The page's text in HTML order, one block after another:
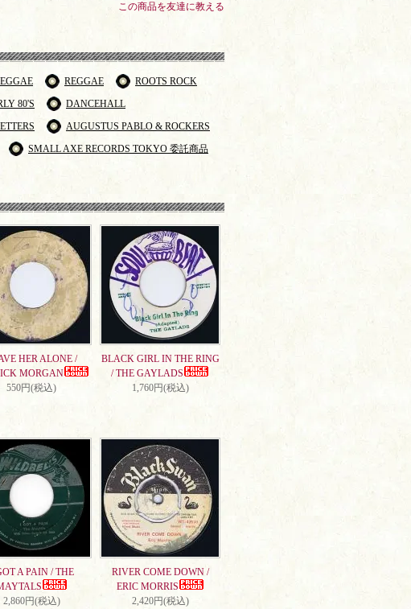
この商品を友達に教える
REGGAE
ROOTS ROCK
80'S
DANCEHALL
AUGUSTUS PABLO & ROCKERS
SMALL AXE RECORDS TOKYO 委託商品
HER ALONE /
MORGAN
550円(税込)
BLACK GIRL IN THE RING
/ THE GAYLADS
1,760円(税込)
A PAIN / THE
2,860円(税込)
RIVER COME DOWN /
ERIC MORRIS
2,420円(税込)